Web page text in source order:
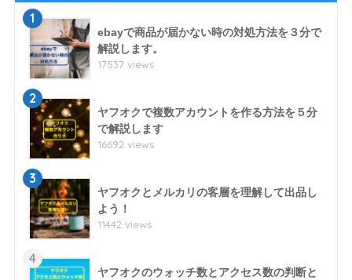
1
ebayで商品が届かない時の対処方法を３分で
解説します。
17537 views
2
ヤフオクで複数アカウントを作る方法を５分
で解説します
16692 views
3
ヤフオクとメルカリの客層を理解して出品し
よう！
11442 views
4
ヤフオクのウォッチ数とアクセス数の判断と